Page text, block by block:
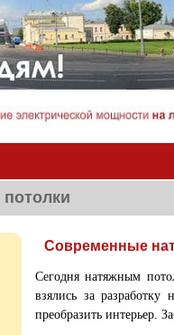
Современные
Сегодня натяжным
взялись за
преобразить интерьер.